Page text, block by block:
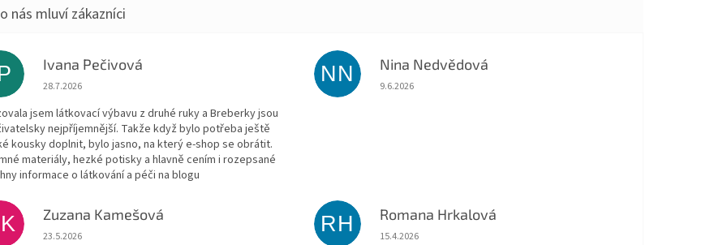
Ivana Pečivová
Hodnocení obchodu je 5 z 5 hvězdiček.
28.7.2026
jsem látkovací výbavu z druhé ruky a Breberky jsou
nejpříjemnější. Takže když bylo potřeba ještě
kousky doplnit, bylo jasno, na který e-shop se obrátit.
materiály, hezké potisky a hlavně cením i rozepsané
informace o látkování a péči na blogu
NN Nina Nedvědová
Hodnocení obchodu je 5 z 5 hvězdiček.
9.6.2026
Zuzana Kamešová
Hodnocení obchodu je 5 z 5 hvězdiček.
23.5.2026
RH Romana Hrkalová
Hodnocení obchodu je 5 z 5 hvězdiček.
15.4.2026